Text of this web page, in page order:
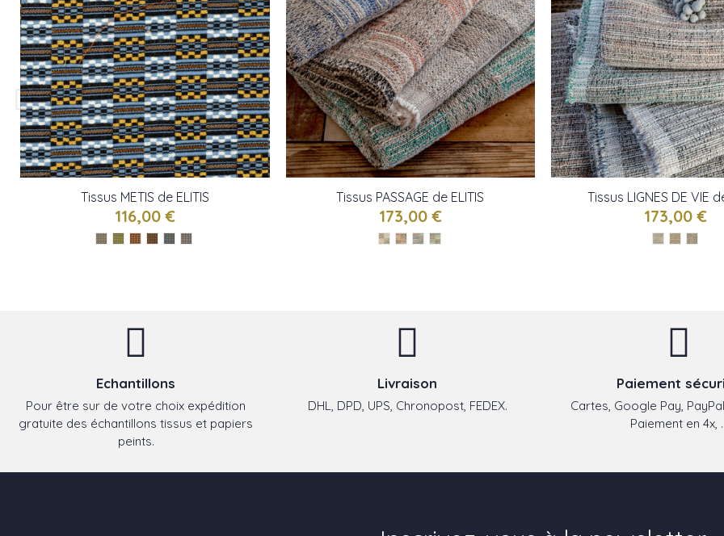
Tissus METIS de ELITIS
116,00 €
Tissus PASSAGE de ELITIS
173,00 €
Tissus LIGNES DE VIE
173,00 €
Echantillons
Pour être sur de votre choix expédition
gratuite des échantillons tissus et papiers
peints.
Livraison
DHL, DPD, UPS, Chronopost, FEDEX.
Paiement
Cartes, Google Pay,
Paiement en 4x,